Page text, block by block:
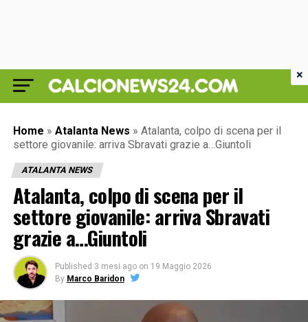
Home » Atalanta News » Atalanta, colpo di scena per il
settore giovanile: arriva Sbravati grazie a…Giuntoli
ATALANTA NEWS
Atalanta, colpo di scena per il
settore giovanile: arriva Sbravati
grazie a…Giuntoli
Published 3 mesi ago on 19 Maggio 2026
By Marco Baridon
×